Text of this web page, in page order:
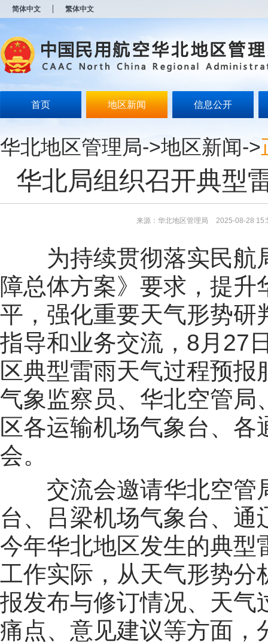
简体中文 繁体中文
首页 地区新闻 信息公开
华北地区管理局->地区新闻->
华北局组织召开典型
来源：华北地区管理局 2025-08-28
为持续贯彻落实民航
障总体方案》要求，提
平，强化重要天气形势研
指导和业务交流，8月27
区典型雷雨天气过程预报
气象监察员、华北空管局
区各运输机场气象台、
会。
交流会邀请华北空管
台、吕梁机场气象台、
今年华北地区发生的典型
工作实际，从天气形势分
报发布与修订情况、天气
痛点、意见建议等方面，
开
无
障
说
Alt
加